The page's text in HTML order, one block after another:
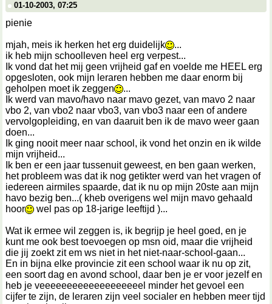
01-10-2003, 07:25
pienie
mjah, meis ik herken het erg duidelijk
...
ik heb mijn schoolleven heel erg verpest...
Ik vond dat het mij geen vrijheid gaf en voelde me HEEL erg
opgesloten, ook mijn leraren hebben me daar enorm bij
geholpen moet ik zeggen
...
Ik werd van mavo/havo naar mavo gezet, van mavo 2 naar
vbo 2, van vbo2 naar vbo3, van vbo3 naar een of andere
vervolgopleiding, en van daaruit ben ik de mavo weer gaan
doen...
Ik ging nooit meer naar school, ik vond het onzin en ik wilde
mijn vrijheid...
Ik ben er een jaar tussenuit geweest, en ben gaan werken,
het probleem was dat ik nog getikter werd van het vragen of
iedereen airmiles spaarde, dat ik nu op mijn 20ste aan mijn
havo bezig ben...( kheb overigens wel mijn mavo gehaald
hoor
wel pas op 18-jarige leeftijd )...
Wat ik ermee wil zeggen is, ik begrijp je heel goed, en je
kunt me ook best toevoegen op msn oid, maar die vrijheid
die jij zoekt zit em ws niet in het niet-naar-school-gaan...
En in bijna elke provincie zit een school waar ik nu op zit,
een soort dag en avond school, daar ben je er voor jezelf en
heb je veeeeeeeeeeeeeeeeeeel minder het gevoel een
cijfer te zijn, de leraren zijn veel socialer en hebben meer tijd